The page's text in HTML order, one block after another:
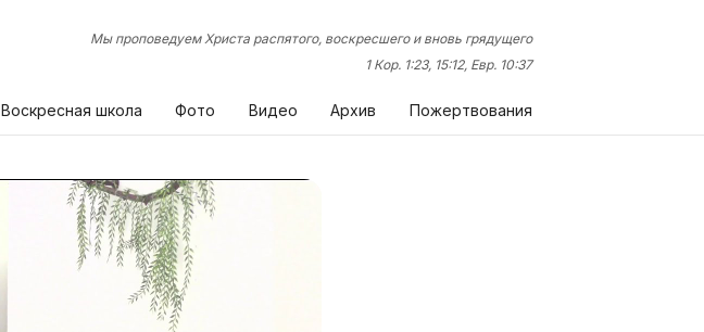
Мы проповедуем Христа распятого, воскресшего и вновь грядущего
1 Кор. 1:23, 15:12, Евр. 10:37
Воскресная школа Фото Видео Архив Пожертвования